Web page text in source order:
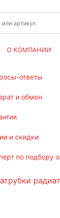
О КОМПАНИИ
ответы
и обмен
и скидки
по подбору